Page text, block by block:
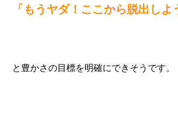
「もうヤダ！ここから脱出しよ
と豊かさの目標を明確にできそうです。